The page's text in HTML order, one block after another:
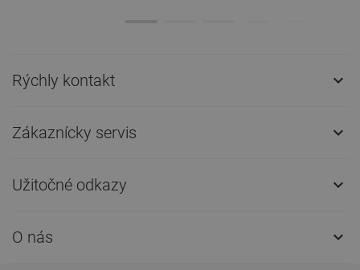
Rýchly kontakt 
Zákaznícky servis 
Užitočné odkazy 
O nás 